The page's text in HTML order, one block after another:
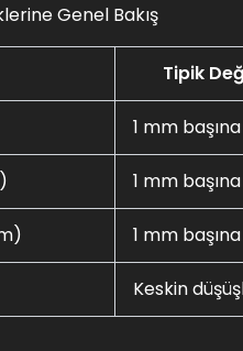
Genel Bakış
Tipik
1 mm
1 mm başına
1 mm başına
Keskin